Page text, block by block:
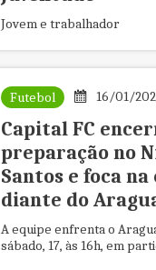
Jovem e trabalhador
Futebol 16/01/
Capital FC
preparação no
Santos e foca
diante do
A equipe enfrenta o
sábado, 17, às 16h, em